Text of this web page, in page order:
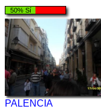
50% Sí
PALENCIA